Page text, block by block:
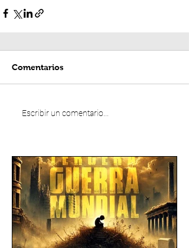
Comentarios
Escribir un comentario...